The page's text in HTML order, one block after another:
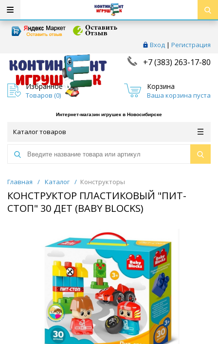
Вход | Регистрация
+7 (383) 263-17-80
Избранное
Товаров (0)
Корзина
Ваша корзина пуста
Интернет-магазин игрушек в Новосибирске
Каталог товаров
Главная / Каталог / Конструкторы
КОНСТРУКТОР ПЛАСТИКОВЫЙ "ПИТ-
СТОП" 30 ДЕТ (BABY BLOCKS)